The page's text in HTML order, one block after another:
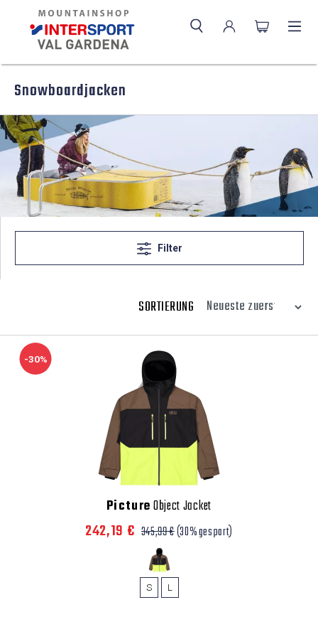
Snowboardjacken
Filter
SORTIERUNG
-30%
PictureObject Jacket
242,19 € 345,99 €(30% gespart)
S L